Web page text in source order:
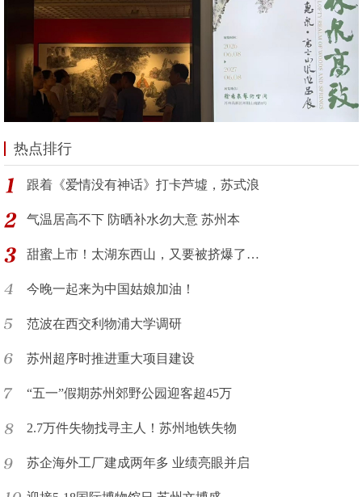
热点排行
跟着《爱情没有神话》打卡芦墟，苏式浪
气温居高不下 防晒补水勿大意 苏州本
甜蜜上市！太湖东西山，又要被挤爆了…
今晚一起来为中国姑娘加油！
范波在西交利物浦大学调研
苏州超序时推进重大项目建设
“五一”假期苏州郊野公园迎客超45万
2.7万件失物找寻主人！苏州地铁失物
苏企海外工厂建成两年多 业绩亮眼并启